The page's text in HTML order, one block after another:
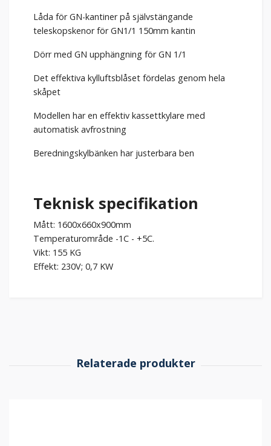
Låda för GN-kantiner på självstängande
teleskopskenor för GN1/1 150mm kantin
Dörr med GN upphängning för GN 1/1
Det effektiva kylluftsblåset fördelas genom hela
skåpet
Modellen har en effektiv kassettkylare med
automatisk avfrostning
Beredningskylbänken har justerbara ben
Teknisk specifikation
Mått: 1600x660x900mm
Temperaturområde -1C - +5C.
Vikt: 155 KG
Effekt: 230V; 0,7 KW